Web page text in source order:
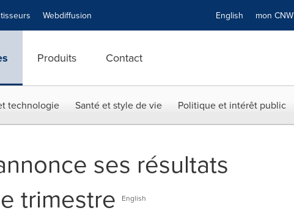
Webdiffusion English mon CNW
Produits Contact
technologie Santé et style de vie Politique et intérêt public
ses résultats
trimestre
English